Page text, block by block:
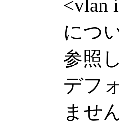
<vlan
につ
参照
デフ
ませ